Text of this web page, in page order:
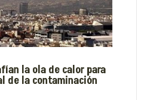
la ola de calor para
de la contaminación